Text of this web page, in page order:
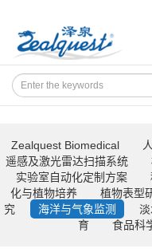
Zealquest Biomedical
遥感及激光雷达扫描系统
实验室自动化定制方案
化与植物培养
植物表型
究
海洋与气象监测
育
食品科